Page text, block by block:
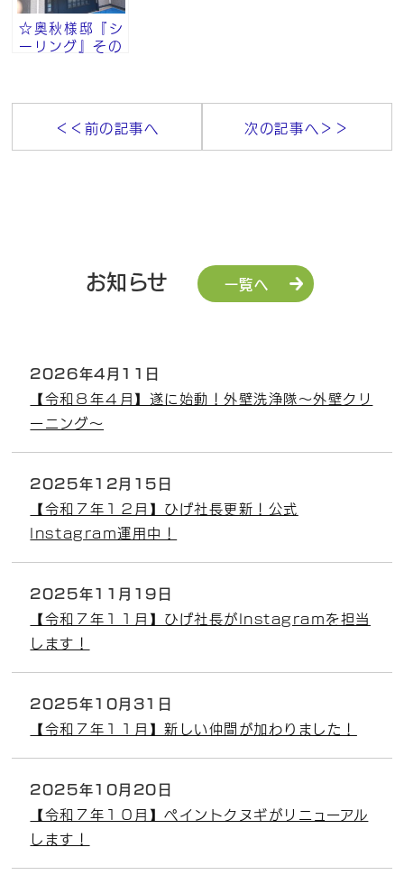
☆奥秋様邸『シ
ーリング』その
＜＜前の記事へ 次の記事へ＞＞
お知らせ 一覧へ
2026年4月11日
【令和８年４月】遂に始動！外壁洗浄隊～外壁クリ
ーニング～
2025年12月15日
【令和７年１２月】ひげ社長更新！公式
Instagram運用中！
2025年11月19日
【令和７年１１月】ひげ社長がInstagramを担当
します！
2025年10月31日
【令和７年１１月】新しい仲間が加わりました！
2025年10月20日
【令和７年１０月】ペイントクヌギがリニューアル
します！